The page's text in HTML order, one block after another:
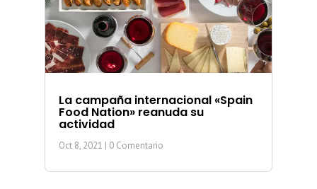
La campaña internacional «Spain
Food Nation» reanuda su
actividad
Oct 8, 2021 | 0 Comentario